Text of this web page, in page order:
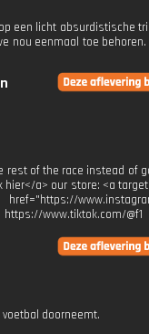
een licht absurdistische
nou eenmaal toe behoren.
rest of the race instead of
hier</a> our store: <a
www.tiktok.com/@f1
doorneemt.